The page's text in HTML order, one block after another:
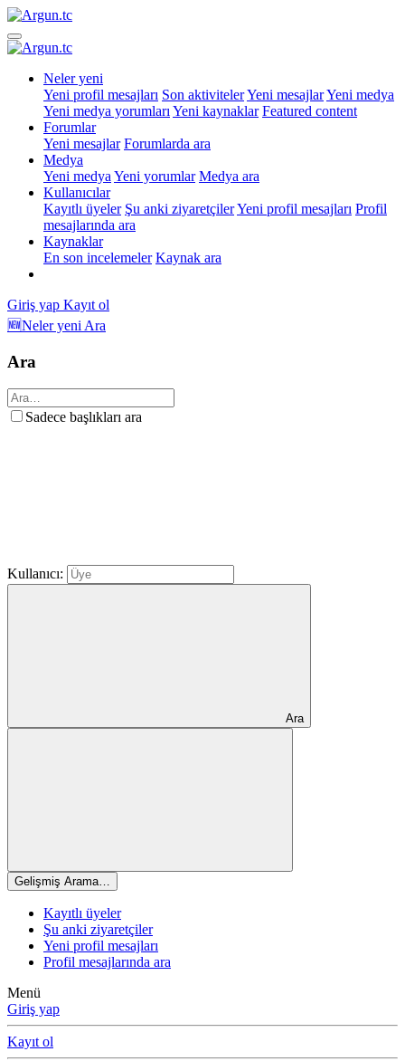
Neler yeni
Yeni profil mesajları Son aktivitelerYeni mesajlarYeni medya
Yeni medya yorumları Yeni kaynaklar Featured content
Forumlar
Yeni mesajlar Forumlarda ara
Medya
Yeni medya Yeni yorumlar Medya ara
Kullanıcılar
Kayıtlı üyeler Şu anki ziyaretçilerYeni profil mesajları Profil
mesajlarında ara
Kaynaklar
En son incelemeler Kaynak ara
Giriş yap Kayıt ol
🆕Neler yeni Ara
Ara
Sadece başlıkları ara
Kullanıcı:
Ara
Gelişmiş Arama…
Kayıtlı üyeler
Şu anki ziyaretçiler
Yeni profil mesajları
Profil mesajlarında ara
Menü
Giriş yap
Kayıt ol